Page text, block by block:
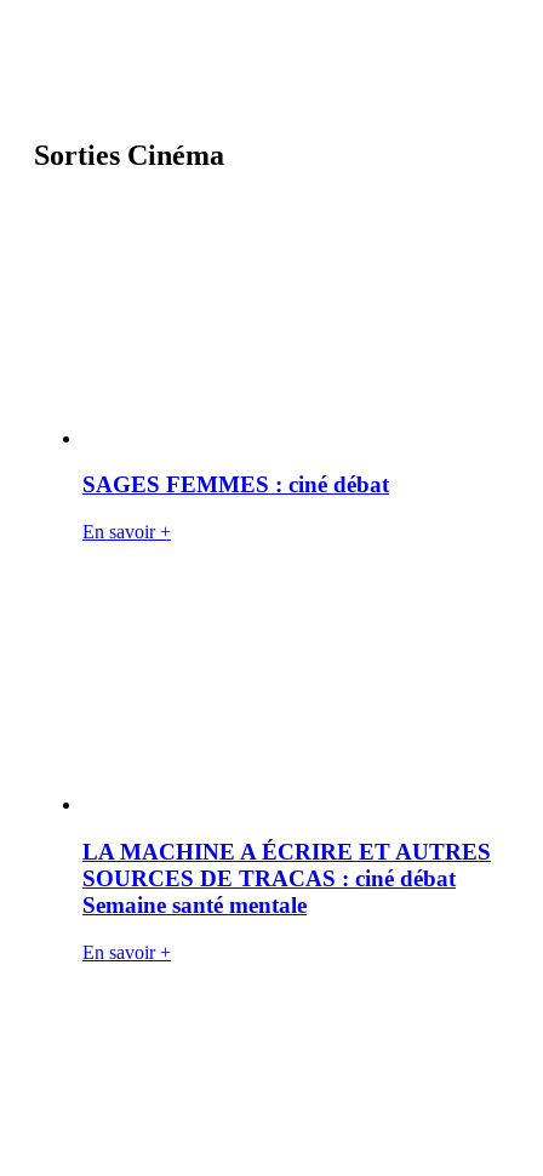
Sorties Cinéma
SAGES FEMMES : ciné débat
En savoir +
LA MACHINE A ÉCRIRE ET AUTRES
SOURCES DE TRACAS : ciné débat
Semaine santé mentale
En savoir +